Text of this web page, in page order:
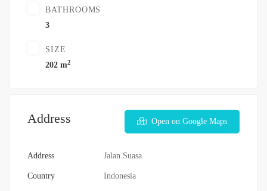
BATHROOMS
3
SIZE
202 m2
Address Open on Google Maps
Address Jalan Suasa
Country Indonesia